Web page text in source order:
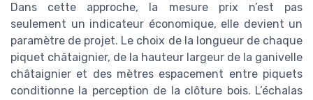
Dans cette approche, la mesure prix n’est pas
seulement un indicateur économique, elle devient un
paramètre de projet. Le choix de la longueur de chaque
piquet châtaignier, de la hauteur largeur de la ganivelle
châtaignier et des mètres espacement entre piquets
conditionne la perception de la clôture bois. L’échalas